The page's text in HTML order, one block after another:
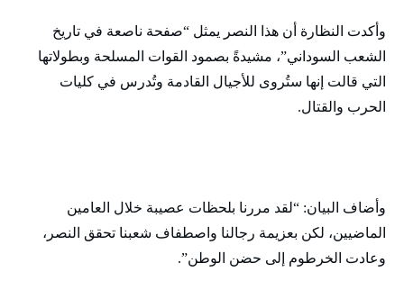
وأكدت النظارة أن هذا النصر يمثل “صفحة ناصعة في تاريخ
الشعب السوداني”، مشيدةً بصمود القوات المسلحة وبطولاتها
التي قالت إنها ستُروى للأجيال القادمة وتُدرس في كليات
الحرب والقتال.
وأضاف البيان: “لقد مررنا بلحظات عصيبة خلال العامين
الماضيين، لكن بعزيمة رجالنا واصطفاف شعبنا تحقق النصر،
وعادت الخرطوم إلى حضن الوطن”.